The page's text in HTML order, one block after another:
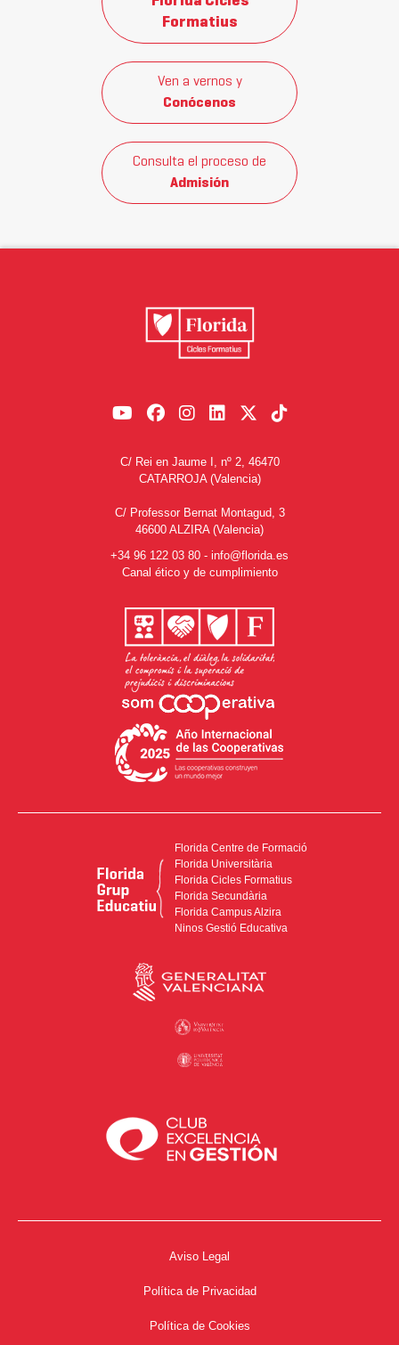
Formatius
Ven a vernos y
Conócenos
Consulta el proceso de
Admisión
C/ Rei en Jaume I, nº 2, 46470
CATARROJA (Valencia)
C/ Professor Bernat Montagud, 3
46600 ALZIRA (Valencia)
+34 96 122 03 80 - info@florida.es
Canal ético y de cumplimiento
Florida Centre de Formació
Florida Universitària
Florida Cicles Formatius
Florida Secundària
Florida Campus Alzira
Ninos Gestió Educativa
Aviso Legal
Política de Privacidad
Política de Cookies